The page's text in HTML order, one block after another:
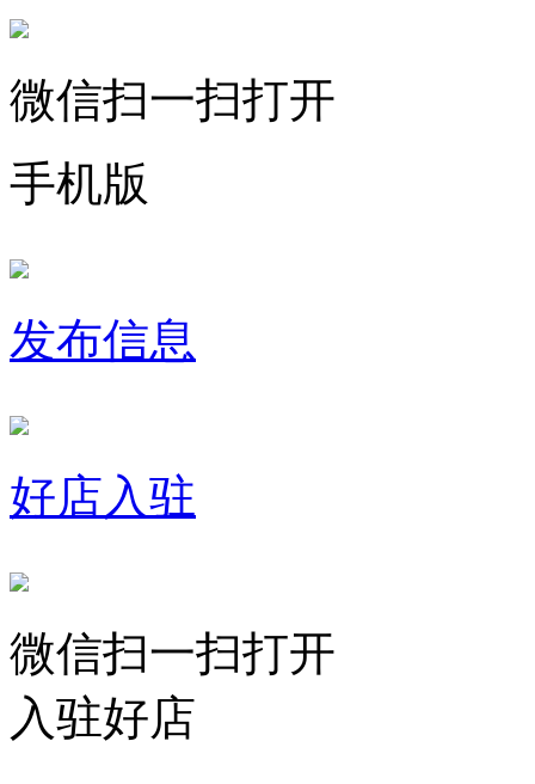
微信扫一扫打开
手机版
发布信息
好店入驻
微信扫一扫打开
入驻好店